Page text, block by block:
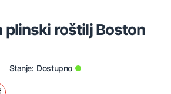
plinski roštilj Boston
Stanje: Dostupno